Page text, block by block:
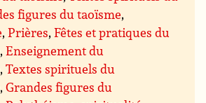
figures du taoïsme,
,Prières,Fêtes et pratiques du
,Enseignement du
,Textes spirituels du
,Grandes figures du